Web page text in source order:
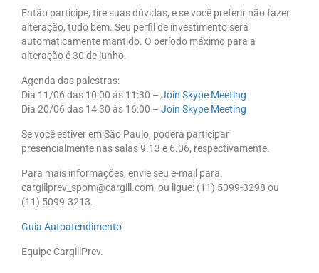
Então participe, tire suas dúvidas, e se você preferir não fazer
alteração, tudo bem. Seu perfil de investimento será
automaticamente mantido. O período máximo para a
alteração é 30 de junho.
Agenda das palestras:
Dia 11/06 das 10:00 às 11:30 – Join Skype Meeting
Dia 20/06 das 14:30 às 16:00 – Join Skype Meeting
Se você estiver em São Paulo, poderá participar
presencialmente nas salas 9.13 e 6.06, respectivamente.
Para mais informações, envie seu e-mail para:
cargillprev_spom@cargill.com, ou ligue: (11) 5099-3298 ou
(11) 5099-3213.
Guia Autoatendimento
Equipe CargillPrev.